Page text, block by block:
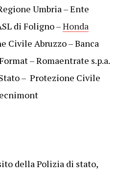
Umbria – Ente
di Foligno –Honda
Civile Abruzzo – Banca
– Romaentrate s.p.a.
– Protezione Civile
della Polizia di stato,